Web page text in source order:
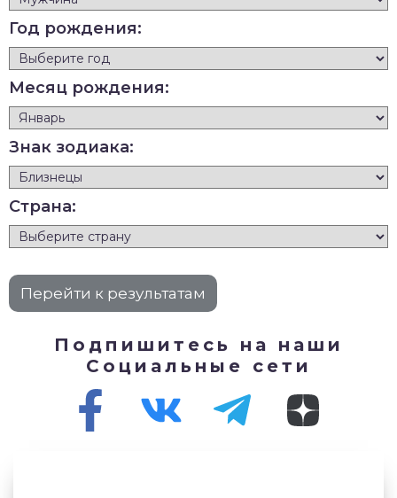
Год рождения:
Месяц рождения:
Знак зодиака:
Страна:
Подпишитесь на наши
Социальные сети